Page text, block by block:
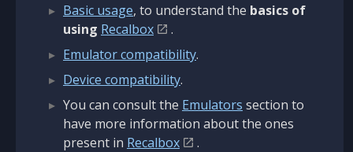
Basic usage, to understand the basics of
using Recalbox
.
Emulator compatibility.
Device compatibility.
You can consult the Emulators section to
have more information about the ones
present in Recalbox
.